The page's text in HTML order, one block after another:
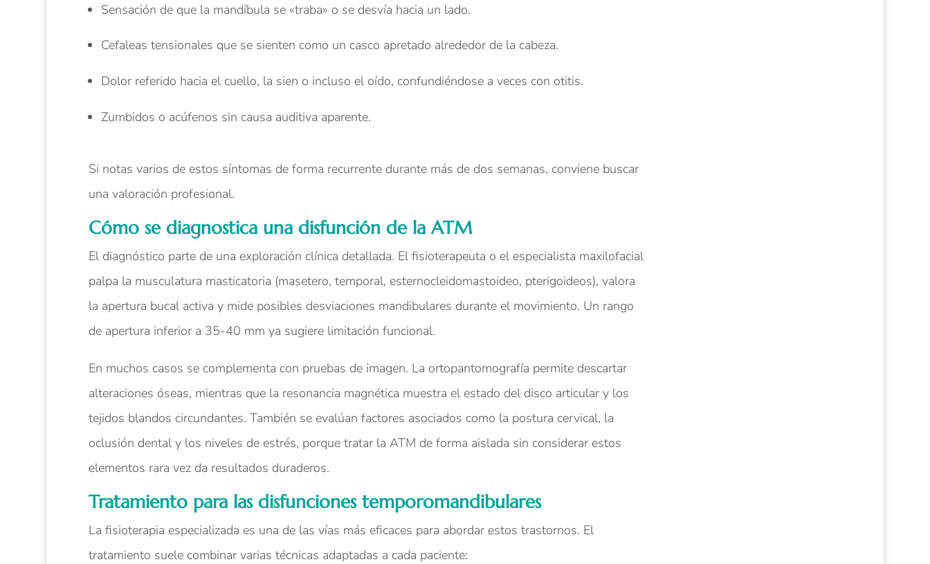
Sensación de que la mandíbula se «traba» o se desvía hacia un lado.
Cefaleas tensionales que se sienten como un casco apretado alrededor de la cabeza.
Dolor referido hacia el cuello, la sien o incluso el oído, confundiéndose a veces con otitis.
Zumbidos o acúfenos sin causa auditiva aparente.
Si notas varios de estos síntomas de forma recurrente durante más de dos semanas, conviene buscar
una valoración profesional.
Cómo se diagnostica una disfunción de la ATM
El diagnóstico parte de una exploración clínica detallada. El fisioterapeuta o el especialista maxilofacial
palpa la musculatura masticatoria (masetero, temporal, esternocleidomastoideo, pterigoideos), valora
la apertura bucal activa y mide posibles desviaciones mandibulares durante el movimiento. Un rango
de apertura inferior a 35-40 mm ya sugiere limitación funcional.
En muchos casos se complementa con pruebas de imagen. La ortopantomografía permite descartar
alteraciones óseas, mientras que la resonancia magnética muestra el estado del disco articular y los
tejidos blandos circundantes. También se evalúan factores asociados como la postura cervical, la
oclusión dental y los niveles de estrés, porque tratar la ATM de forma aislada sin considerar estos
elementos rara vez da resultados duraderos.
Tratamiento para las disfunciones temporomandibulares
La fisioterapia especializada es una de las vías más eficaces para abordar estos trastornos. El
tratamiento suele combinar varias técnicas adaptadas a cada paciente: